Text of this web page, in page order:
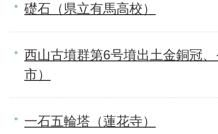
礎石（県立有馬高校）
西山古墳群第6号墳出土金銅冠
市）
一石五輪塔（蓮花寺）